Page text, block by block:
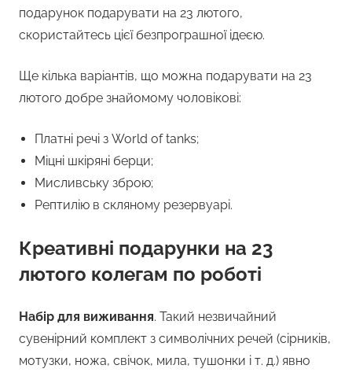
подарунок подарувати на 23 лютого,
скористайтесь цієї безпрограшної ідеєю.
Ще кілька варіантів, що можна подарувати на 23
лютого добре знайомому чоловікові:
Платні речі з World of tanks;
Міцні шкіряні берци;
Мисливську зброю;
Рептилію в скляному резервуарі.
Креативні подарунки на 23
лютого колегам по роботі
Набір для виживання. Такий незвичайний
сувенірний комплект з символічних речей (сірників,
мотузки, ножа, свічок, мила, тушонки і т. д.) явно